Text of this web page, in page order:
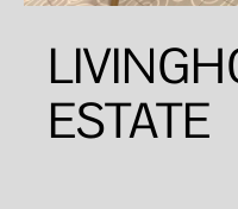
ESTATE